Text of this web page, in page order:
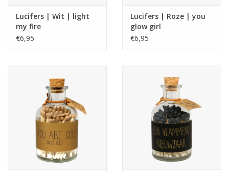
Merken
Lucifers | Wit | light
my fire
€6,95
Lucifers | Roze | you
glow girl
€6,95